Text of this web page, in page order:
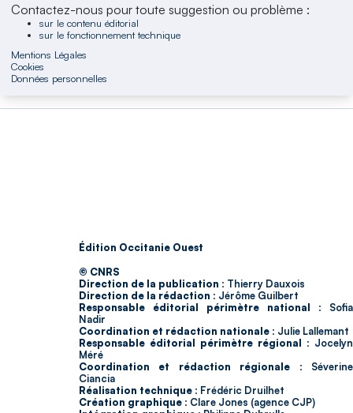
Contactez-nous pour toute suggestion ou problème :
sur le contenu éditorial
sur le fonctionnement technique
Mentions Légales
Cookies
Données personnelles
Édition Occitanie Ouest
© CNRS
Direction de la publication : Thierry Dauxois
Direction de la rédaction : Jérôme Guilbert
Responsable éditorial périmètre national : Sofia
Nadir
Coordination et rédaction nationale : Julie Lallemant
Responsable éditorial périmètre régional : Jocelyn
Méré
Coordination et rédaction régionale : Séverine
Ciancia
Réalisation technique : Frédéric Druilhet
Création graphique : Clare Jones (agence CJP)